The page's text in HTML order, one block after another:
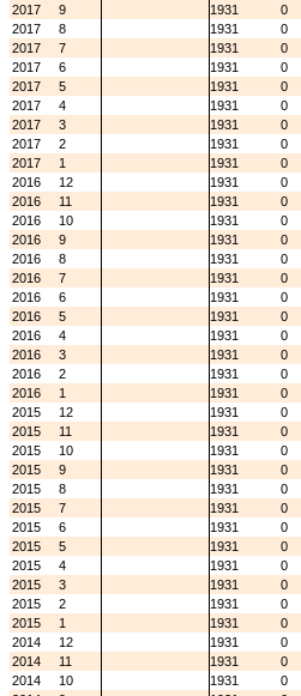
2017
9 1931
0
2017
8 1931
0
2017
7 1931
0
2017
6 1931
0
2017
5 1931
0
2017
4 1931
0
2017
3 1931
0
2017
2 1931
0
2017
1 1931
0
2016
12 1931
0
2016
11 1931
0
2016
10 1931
0
2016
9 1931
0
2016
8 1931
0
2016
7 1931
0
2016
6 1931
0
2016
5 1931
0
2016
4 1931
0
2016
3 1931
0
2016
2 1931
0
2016
1 1931
0
2015
12 1931
0
2015
11 1931
0
2015
10 1931
0
2015
9 1931
0
2015
8 1931
0
2015
7 1931
0
2015
6 1931
0
2015
5 1931
0
2015
4 1931
0
2015
3 1931
0
2015
2 1931
0
2015
1 1931
0
2014
12 1931
0
2014
11 1931
0
2014
10 1931
0